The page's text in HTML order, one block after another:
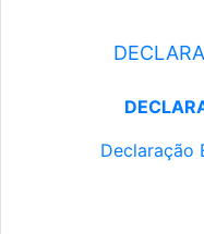
Declaração